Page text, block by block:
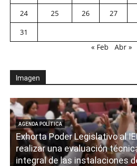
24
25 26 27
31
« Feb
Abr »
Imagen
AGENDA POLÍTICA
Exhorta Poder Legislativo al
realizar una evaluación
integral de las instalaciones